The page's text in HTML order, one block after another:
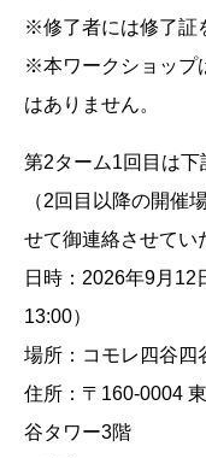
※修了者には修了証
※本ワークショップ
はありません。
第2ターム1回目は下
（2回目以降の開催
せて御連絡させてい
日時：2026年9月12
13:00）
場所：コモレ四谷四
住所：〒160-0004
谷タワー3階